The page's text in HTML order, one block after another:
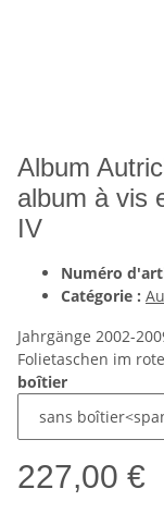
Album
album à vis
IV
Numéro
Catégorie :
Jahrgänge 2002-
Folietaschen im
boîtier
227,00 €